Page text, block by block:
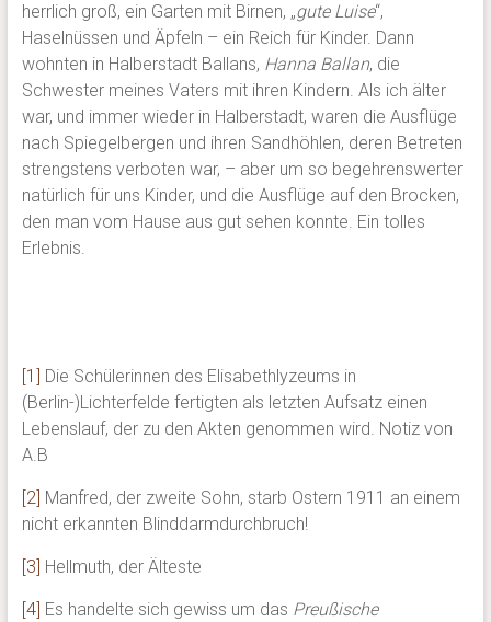
herrlich groß, ein Garten mit Birnen, „gute Luise“,
Haselnüssen und Äpfeln – ein Reich für Kinder. Dann
wohnten in Halberstadt Ballans, Hanna Ballan, die
Schwester meines Vaters mit ihren Kindern. Als ich älter
war, und immer wieder in Halberstadt, waren die Ausflüge
nach Spiegelbergen und ihren Sandhöhlen, deren Betreten
strengstens verboten war, – aber um so begehrenswerter
natürlich für uns Kinder, und die Ausflüge auf den Brocken,
den man vom Hause aus gut sehen konnte. Ein tolles
Erlebnis.
[1]
Die Schülerinnen des Elisabethlyzeums in
(Berlin-)Lichterfelde fertigten als letzten Aufsatz einen
Lebenslauf, der zu den Akten genommen wird. Notiz von
A.B
[2] Manfred, der zweite Sohn, starb Ostern 1911 an einem
nicht erkannten Blinddarmdurchbruch!
[3] Hellmuth, der Älteste
[4] Es handelte sich gewiss um das Preußische